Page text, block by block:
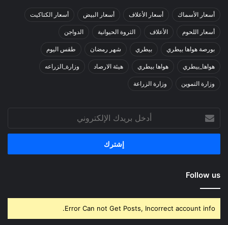
أسعار الأسماك أسعار الأعلاف أسعار البيض أسعار الكتاكيت
أسعار اللحوم الأعلاف الثروة الحيوانية الدواجن
بورصة هواها بيطري بيطري شهر رمضان طقس اليوم
هواها_بيطري هواها بيطري هيئة الارصاد وزارة_الزراعه
وزارة التموين وزارة الزراعة
بريدك
الإلكتروني
Follow us
Error Can not Get Posts, Incorrect account info.